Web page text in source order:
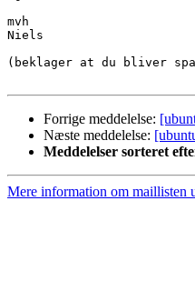
mvh
Niels
(beklager at du bliver
Forrige meddelelse:
Næste meddelelse:
Meddelelser sorteret
Mere information om maillisten